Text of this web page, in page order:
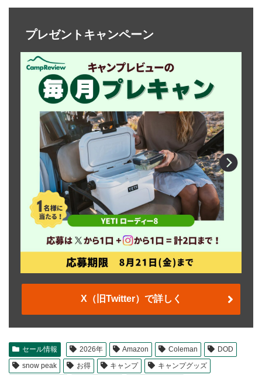
プレゼントキャンペーン
X（旧Twitter）で詳しく
セール情報 2026年 Amazon Coleman
DOD
snow peak
お得 キャンプ
キャンプグッズ